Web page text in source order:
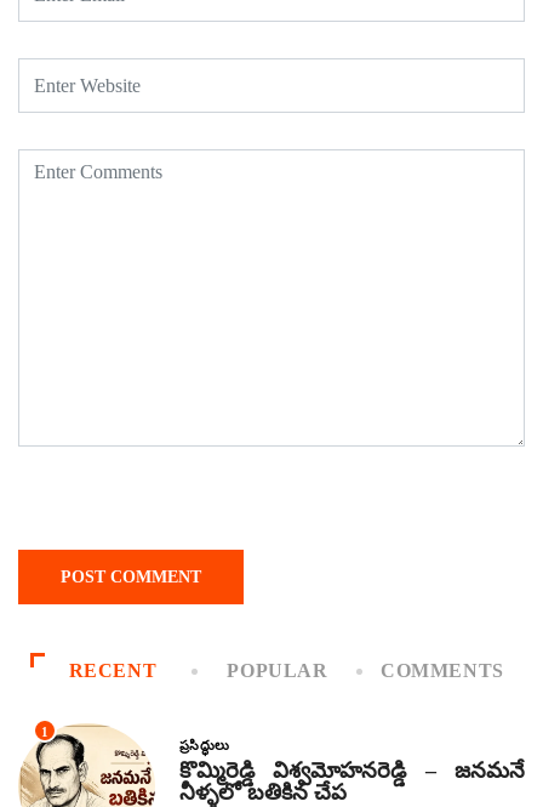
RECENT POPULAR COMMENTS
1
ప్రసిద్ధులు
కొమ్మిరెడ్డి విశ్వమోహనరెడ్డి – జనమనే
నీళ్ళలో బతికిన చేప